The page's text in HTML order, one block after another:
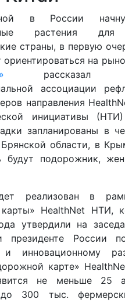
в России
растения
страны, в первую
ориентироваться на
рассказал
ассоциации
направления
инициативы
запланированы в
области, в
будут подорожник,
реализован в
HealthNet НТИ,
утвердили на
президенте России
и инновационному
карте»
не меньше 25
до 300 тыс.